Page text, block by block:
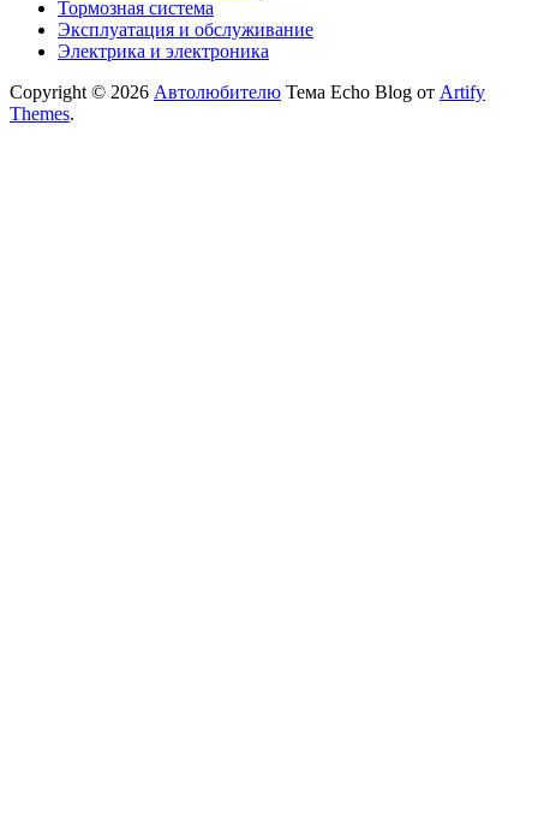
Тормозная система
Эксплуатация и обслуживание
Электрика и электроника
Copyright © 2026 Автолюбителю Тема Echo Blog от Artify
Themes.